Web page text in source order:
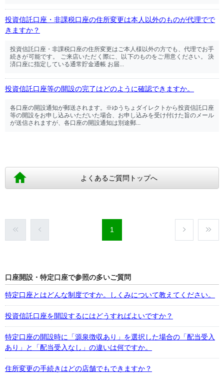
投資信託口座・非課税口座の住所変更は本人以外のものが代理でで
きますか？
投資信託口座・非課税口座の住所変更はご本人様以外の方でも、代理でお手
続きが可能です。 ご来店いただく際に、以下のものをご用意ください。 決
済口座に指定している通常貯金通帳 お届...
投資信託口座等の開設の完了はどのように確認できますか。
各口座の開設通知が郵送されます。※ゆうちょダイレクトから投資信託口座
等の開設をお申し込みいただいた場合、お申し込みを受け付けた旨のメール
が送信されますが、各口座の開設通知は別途郵...
よくあるご質問トップへ
1
口座開設・特定口座で参照の多いご質問
特定口座とはどんな制度ですか。しくみについて教えてください。
投資信託口座を開設するにはどうすればよいですか？
特定口座の開設時に「源泉徴収あり」を選択した場合の「配当受入
あり」と「配当受入なし」の違いは何ですか。
住所変更の手続きはどの店舗でもできますか？